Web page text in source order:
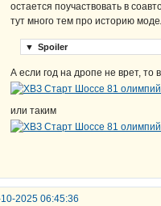
остается поучаствовать в
тут много тем про историю
▼ Spoiler
А если год на дропе не врет, то
или таким
2025 06:45:36